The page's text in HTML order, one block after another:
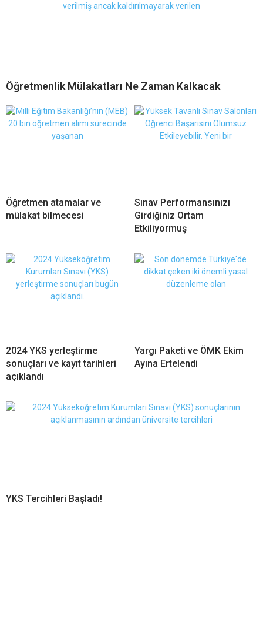
Öğretmenlik Mülakatları Ne Zaman Kalkacak
Öğretmen atamalar ve
mülakat bilmecesi
Sınav Performansınızı
Girdiğiniz Ortam
Etkiliyormuş
2024 YKS yerleştirme
sonuçları ve kayıt tarihleri
açıklandı
Yargı Paketi ve ÖMK Ekim
Ayına Ertelendi
YKS Tercihleri Başladı!